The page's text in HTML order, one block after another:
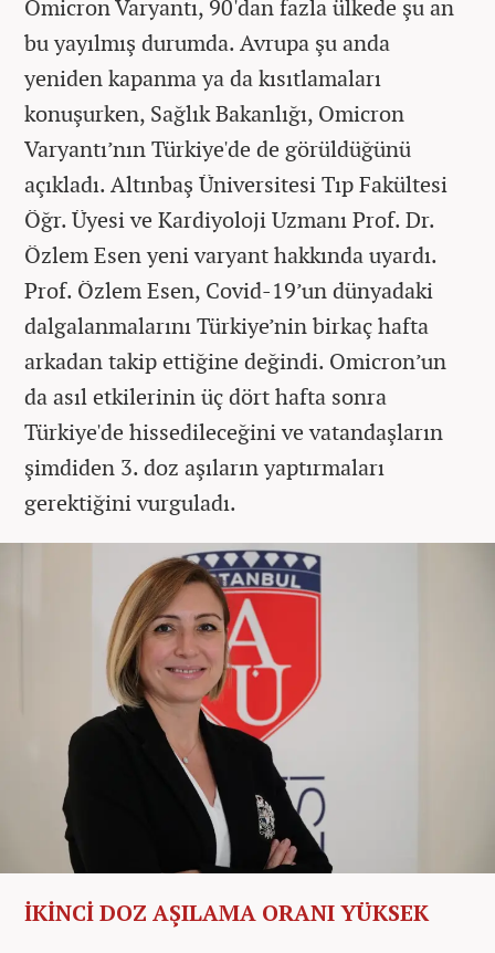
Omicron Varyantı, 90'dan fazla ülkede şu an
bu yayılmış durumda. Avrupa şu anda
yeniden kapanma ya da kısıtlamaları
konuşurken, Sağlık Bakanlığı, Omicron
Varyantı’nın Türkiye'de de görüldüğünü
açıkladı. Altınbaş Üniversitesi Tıp Fakültesi
Öğr. Üyesi ve Kardiyoloji Uzmanı Prof. Dr.
Özlem Esen yeni varyant hakkında uyardı.
Prof. Özlem Esen, Covid-19’un dünyadaki
dalgalanmalarını Türkiye’nin birkaç hafta
arkadan takip ettiğine değindi. Omicron’un
da asıl etkilerinin üç dört hafta sonra
Türkiye'de hissedileceğini ve vatandaşların
şimdiden 3. doz aşıların yaptırmaları
gerektiğini vurguladı.
İKİNCİ DOZ AŞILAMA ORANI YÜKSEK